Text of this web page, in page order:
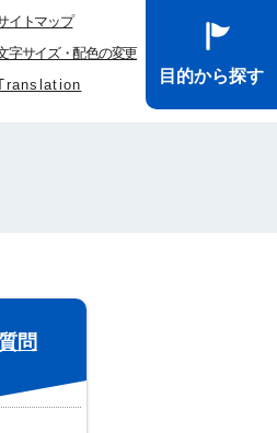
イトマップ
字サイズ・配色の変更
目的から探す
問